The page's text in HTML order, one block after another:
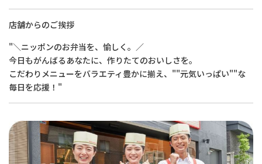
店舗からのご挨拶
"＼ニッポンのお弁当を、愉しく。／
今日もがんばるあなたに、作りたてのおいしさを。
こだわりメニューをバラエティ豊かに揃え、""元気いっぱい""な
毎日を応援！"